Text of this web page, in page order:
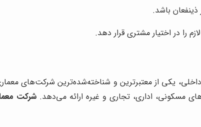
ذینفعان باشد.
را در اختیار مشتری قرار دهد.
یکی از معتبرترین و شناخته‌شده‌ترین شرکت‌های
مسکونی، اداری، تجاری و غیره ارائه می‌دهد.شرکت